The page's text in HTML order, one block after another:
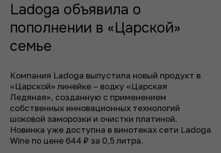
Ladoga объявила о
пополнении в «Царской»
семье
Компания Ladoga выпустила новый продукт в
«Царской» линейке – водку «Царская
Ледяная», созданную с применением
собственных инновационных технологий
шоковой заморозки и очистки платиной.
Новинка уже доступна в винотеках сети Ladoga
Wine по цене 644 ₽ за 0,5 литра.